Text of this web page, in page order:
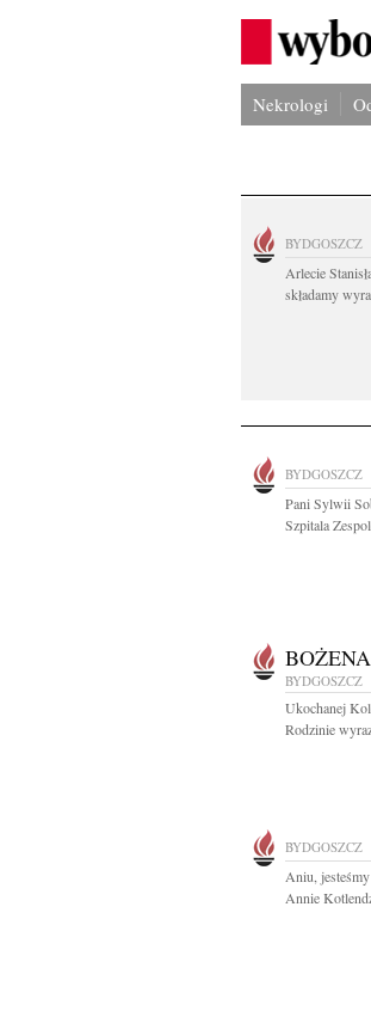
Nekrologi
BYDGOSZCZ
Arlecie
składamy
BYDGOSZCZ
Pani Sylwii
Szpitala
BYDGOSZCZ
Ukochanej
Rodzinie
BYDGOSZCZ
Aniu,
Annie